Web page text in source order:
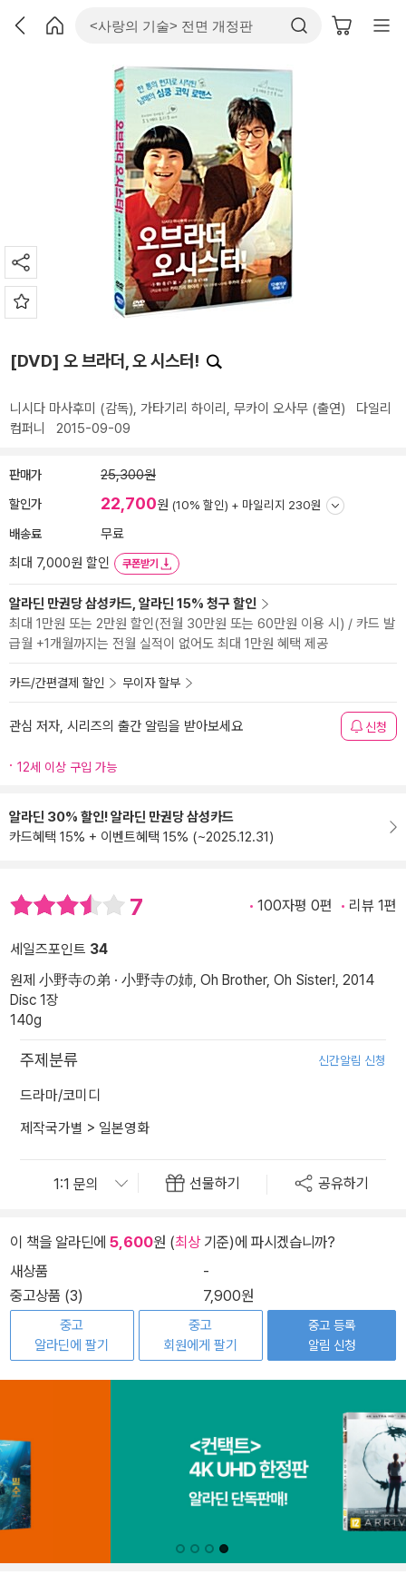
[DVD] 오 브라더, 오 시스터!
니시다 마사후미 (감독), 가타기리 하이리 , 무카이 오사무 (출연) 다일리
컴퍼니
2015-09-09
판매가 25,300원
할인가 22,700원 (10% 할인) + 마일리지 230원
배송료
무료
최대 7,000원 할인
쿠폰받기
알라딘 만권당 삼성카드, 알라딘 15% 청구 할인
최대 1만원 또는 2만원 할인(전월 30만원 또는 60만원 이용 시) / 카드 발
급월 +1개월까지는 전월 실적이 없어도 최대 1만원 혜택 제공
카드/간편결제 할인 무이자 할부
관심 저자, 시리즈의 출간 알림을 받아보세요 신청
12세 이상 구입 가능
알라딘 30% 할인! 알라딘 만권당 삼성카드
카드혜택 15% + 이벤트혜택 15% (~2025.12.31)
7 100자평 0편 리뷰 1편
세일즈포인트 34
원제 小野寺の弟 · 小野寺の姉, Oh Brother, Oh Sister!, 2014
Disc 1장
140g
주제분류 신간알림 신청
드라마/코미디
제작국가별 > 일본영화
선물하기 공유하기
이 책을 알라딘에 5,600원 (최상기준)에 파시겠습니까?
새상품
-
중고상품 (3)
7,900원
중고
알라딘에 팔기
중고
회원에게 팔기
중고 등록
알림 신청